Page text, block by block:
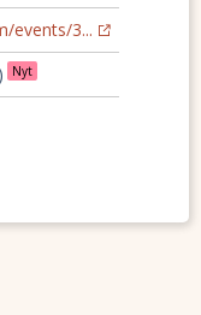
events/3...
) Nyt